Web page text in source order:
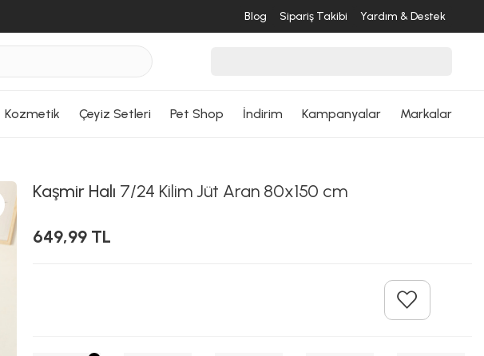
Blog Sipariş Takibi Yardım & Destek
Kozmetik Çeyiz Setleri Pet Shop İndirim Kampanyalar Markalar
Kaşmir Halı 7/24 Kilim Jüt Aran 80x150 cm
649,99 TL